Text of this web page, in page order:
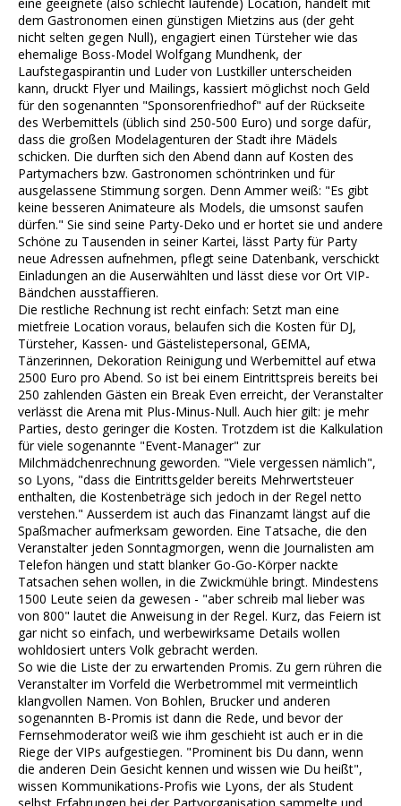
dem Gastronomen einen günstigen Mietzins aus (der geht
nicht selten gegen Null), engagiert einen Türsteher wie das
ehemalige Boss-Model Wolfgang Mundhenk, der
Laufstegaspirantin und Luder von Lustkiller unterscheiden
kann, druckt Flyer und Mailings, kassiert möglichst noch Geld
für den sogenannten "Sponsorenfriedhof" auf der Rückseite
des Werbemittels (üblich sind 250-500 Euro) und sorge dafür,
dass die großen Modelagenturen der Stadt ihre Mädels
schicken. Die durften sich den Abend dann auf Kosten des
Partymachers bzw. Gastronomen schöntrinken und für
ausgelassene Stimmung sorgen. Denn Ammer weiß: "Es gibt
keine besseren Animateure als Models, die umsonst saufen
dürfen." Sie sind seine Party-Deko und er hortet sie und andere
Schöne zu Tausenden in seiner Kartei, lässt Party für Party
neue Adressen aufnehmen, pflegt seine Datenbank, verschickt
Einladungen an die Auserwählten und lässt diese vor Ort VIP-
Bändchen ausstaffieren.
Die restliche Rechnung ist recht einfach: Setzt man eine
mietfreie Location voraus, belaufen sich die Kosten für DJ,
Türsteher, Kassen- und Gästelistepersonal, GEMA,
Tänzerinnen, Dekoration Reinigung und Werbemittel auf etwa
2500 Euro pro Abend. So ist bei einem Eintrittspreis bereits bei
250 zahlenden Gästen ein Break Even erreicht, der Veranstalter
verlässt die Arena mit Plus-Minus-Null. Auch hier gilt: je mehr
Parties, desto geringer die Kosten. Trotzdem ist die Kalkulation
für viele sogenannte "Event-Manager" zur
Milchmädchenrechnung geworden. "Viele vergessen nämlich",
so Lyons, "dass die Eintrittsgelder bereits Mehrwertsteuer
enthalten, die Kostenbeträge sich jedoch in der Regel netto
verstehen." Ausserdem ist auch das Finanzamt längst auf die
Spaßmacher aufmerksam geworden. Eine Tatsache, die den
Veranstalter jeden Sonntagmorgen, wenn die Journalisten am
Telefon hängen und statt blanker Go-Go-Körper nackte
Tatsachen sehen wollen, in die Zwickmühle bringt. Mindestens
1500 Leute seien da gewesen - "aber schreib mal lieber was
von 800" lautet die Anweisung in der Regel. Kurz, das Feiern ist
gar nicht so einfach, und werbewirksame Details wollen
wohldosiert unters Volk gebracht werden.
So wie die Liste der zu erwartenden Promis. Zu gern rühren die
Veranstalter im Vorfeld die Werbetrommel mit vermeintlich
klangvollen Namen. Von Bohlen, Brucker und anderen
sogenannten B-Promis ist dann die Rede, und bevor der
Fernsehmoderator weiß wie ihm geschieht ist auch er in die
Riege der VIPs aufgestiegen. "Prominent bis Du dann, wenn
die anderen Dein Gesicht kennen und wissen wie Du heißt",
wissen Kommunikations-Profis wie Lyons, der als Student